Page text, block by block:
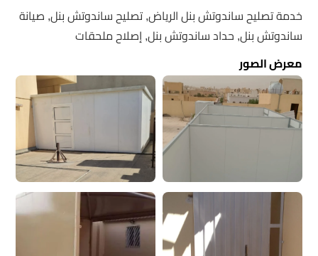
خدمة تصليح ساندوتش بنل الرياض, تصليح ساندوتش بنل, صيانة
ساندوتش بنل, حداد ساندوتش بنل, إصلاح ملحقات
معرض الصور